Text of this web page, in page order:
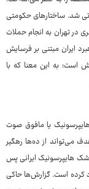
شد. ساختارهای حکومتی
در تهران به انجام حملات
راهبرد ایران مبتنی بر فرسایش
است؛ به این معنا که با
یا مافوق صوت
می‌تواند از ده‌ها رهگیر
هایپرسونیک ایرانی پس
کرده است. گزارش‌ها حاکی